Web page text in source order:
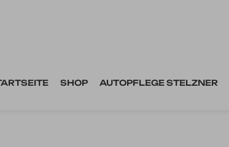
SHOP AUTOPFLEGE STELZNER